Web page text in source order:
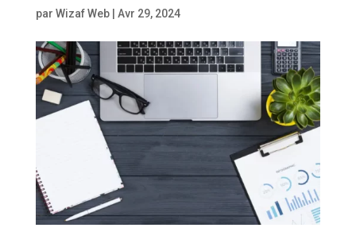
par Wizaf Web| Avr 29, 2024